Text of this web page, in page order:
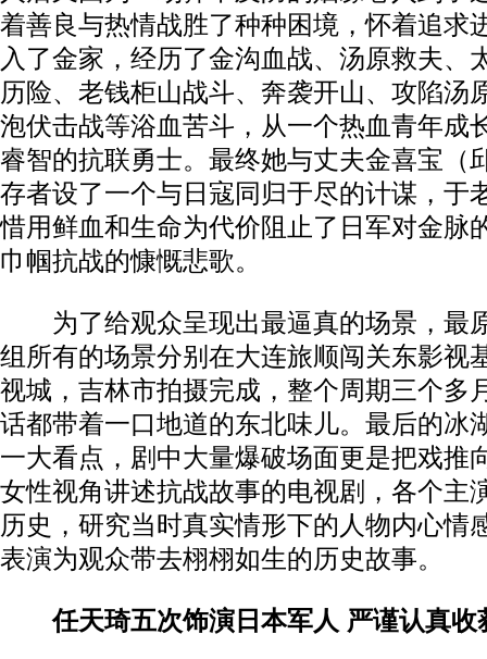
着善良与热情战胜了种种困境，怀着追求
入了金家，经历了金沟血战、汤原救夫、
历险、老钱柜山战斗、奔袭开山、攻陷汤
泡伏击战等浴血苦斗，从一个热血青年成
睿智的抗联勇士。最终她与丈夫金喜宝（
存者设了一个与日寇同归于尽的计谋，于
惜用鲜血和生命为代价阻止了日军对金脉
巾帼抗战的慷慨悲歌。
为了给观众呈现出最逼真的场景，最
组所有的场景分别在大连旅顺闯关东影视
视城，吉林市拍摄完成，整个周期三个多
话都带着一口地道的东北味儿。最后的冰
一大看点，剧中大量爆破场面更是把戏推
女性视角讲述抗战故事的电视剧，各个主
历史，研究当时真实情形下的人物内心情
表演为观众带去栩栩如生的历史故事。
任天琦五次饰演日本军人 严谨认真收